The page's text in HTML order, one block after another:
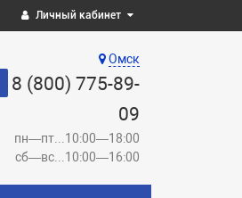
Личный кабинет
Омск
8 (800) 775-89-
09
пн—пт...10:00—18:00
сб—вс...10:00—16:00